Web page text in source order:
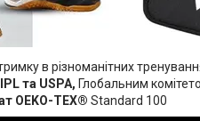
в різноманітних
IPL та USPA, Глобальним
OEKO-TEX® Standard 100